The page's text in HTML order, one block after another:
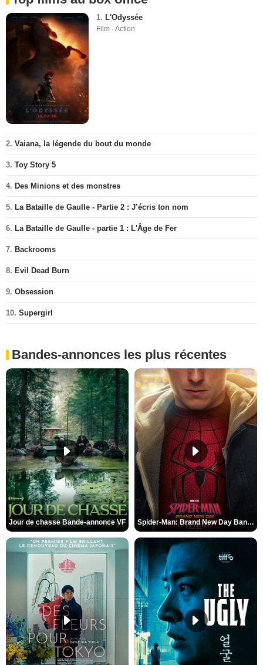
1. L'Odyssée
Film - Action
2. Vaiana, la légende du bout du monde
3. Toy Story 5
4. Des Minions et des monstres
5. La Bataille de Gaulle - Partie 2 : J’écris ton nom
6. La Bataille de Gaulle - partie 1 : L'Âge de Fer
7. Backrooms
8. Evil Dead Burn
9. Obsession
10. Supergirl
Bandes-annonces les plus récentes
Jour de chasse Bande-annonce VF Spider-Man: Brand New Day Bande-annonce (3) VO STFR